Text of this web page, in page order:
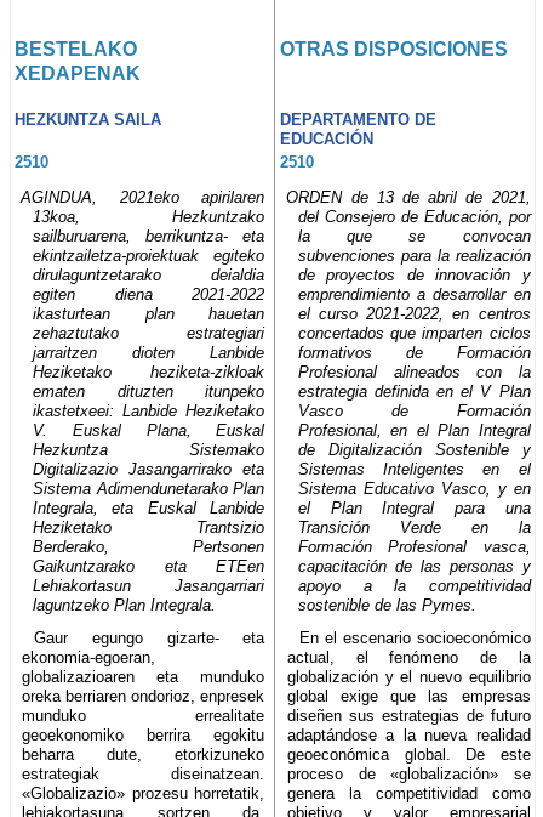
BESTELAKO
XEDAPENAK
OTRAS DISPOSICIONES
HEZKUNTZA SAILA
DEPARTAMENTO DE
EDUCACIÓN
2510
2510
AGINDUA, 2021eko apirilaren
13koa, Hezkuntzako
sailburuarena, berrikuntza- eta
ekintzailetza-proiektuak egiteko
dirulaguntzetarako deialdia
egiten diena 2021-2022
ikasturtean plan hauetan
zehaztutako estrategiari
jarraitzen dioten Lanbide
Heziketako heziketa-zikloak
ematen dituzten itunpeko
ikastetxeei: Lanbide Heziketako
V. Euskal Plana, Euskal
Hezkuntza Sistemako
Digitalizazio Jasangarrirako eta
Sistema Adimendunetarako Plan
Integrala, eta Euskal Lanbide
Heziketako Trantsizio
Berderako, Pertsonen
Gaikuntzarako eta ETEen
Lehiakortasun Jasangarriari
laguntzeko Plan Integrala.
ORDEN de 13 de abril de 2021,
del Consejero de Educación, por
la que se convocan
subvenciones para la realización
de proyectos de innovación y
emprendimiento a desarrollar en
el curso 2021-2022, en centros
concertados que imparten ciclos
formativos de Formación
Profesional alineados con la
estrategia definida en el V Plan
Vasco de Formación
Profesional, en el Plan Integral
de Digitalización Sostenible y
Sistemas Inteligentes en el
Sistema Educativo Vasco, y en
el Plan Integral para una
Transición Verde en la
Formación Profesional vasca,
capacitación de las personas y
apoyo a la competitividad
sostenible de las Pymes.
Gaur egungo gizarte- eta
ekonomia-egoeran,
globalizazioaren eta munduko
oreka berriaren ondorioz, enpresek
munduko errealitate
geoekonomiko berrira egokitu
beharra dute, etorkizuneko
estrategiak diseinatzean.
«Globalizazio» prozesu horretatik,
lehiakortasuna sortzen da,
En el escenario socioeconómico
actual, el fenómeno de la
globalización y el nuevo equilibrio
global exige que las empresas
diseñen sus estrategias de futuro
adaptándose a la nueva realidad
geoeconómica global. De este
proceso de «globalización» se
genera la competitividad como
objetivo y valor empresarial